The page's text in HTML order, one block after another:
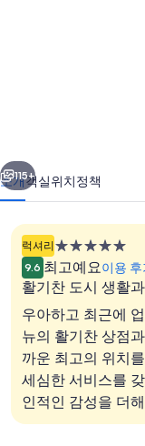
고
의
사
115+
소개객실위치정책
럭셔리5.0
성
급
숙
박
시
설
9.6 최고예요이용 후
활기찬 도시 생활
우아하고 최근에
뉴의 활기찬 상점
까운 최고의 위치
세심한 서비스를
인적인 감성을 더